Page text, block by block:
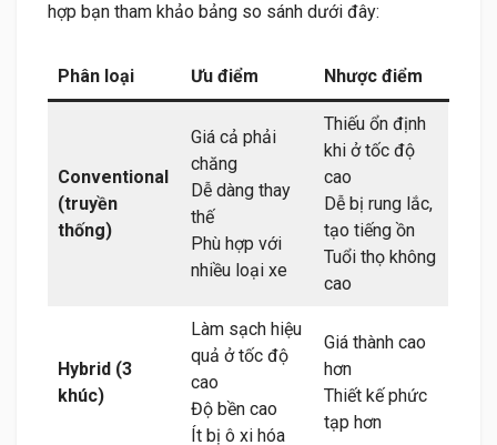
hợp bạn tham khảo bảng so sánh dưới đây:
Phân loại Ưu điểm Nhược điểm
Conventional
(truyền
thống)
Giá cả phải
chăng
Dễ dàng thay
thế
Phù hợp với
nhiều loại xe
Thiếu ổn định
khi ở tốc độ
cao
Dễ bị rung lắc,
tạo tiếng ồn
Tuổi thọ không
cao
Hybrid (3
khúc)
Làm sạch hiệu
quả ở tốc độ
cao
Độ bền cao
Ít bị ô xi hóa
Giá thành cao
hơn
Thiết kế phức
tạp hơn